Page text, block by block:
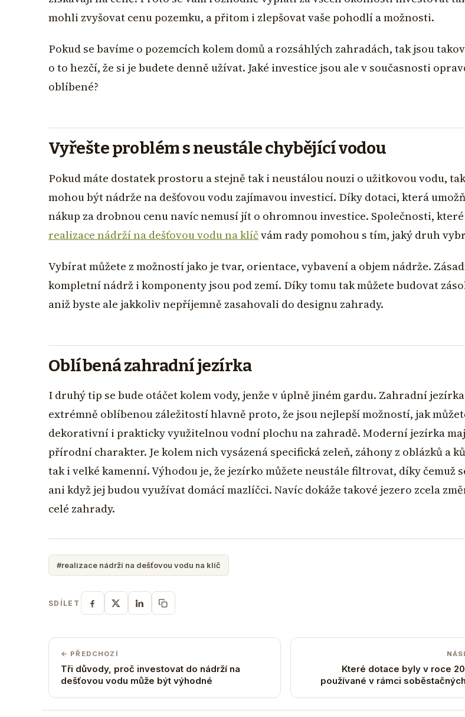
mohli zvyšovat cenu pozemku, a přitom i zlepšovat vaše pohodlí a možnosti.
Pokud se bavíme o pozemcích kolem domů a rozsáhlých zahradách, tak jsou
o to hezčí, že si je budete denně užívat. Jaké investice jsou ale v současnosti
oblíbené?
Vyřešte problém s neustále chybějící vodou
Pokud máte dostatek prostoru a stejně tak i neustálou nouzi o užitkovou vodu,
mohou být nádrže na dešťovou vodu zajímavou investicí. Díky dotaci, která
nákup za drobnou cenu navíc nemusí jít o ohromnou investice. Společnosti,
realizace nádrží na dešťovou vodu na klíčvám rady pomohou s tím, jaký druh
Vybírat můžete z možností jako je tvar, orientace, vybavení a objem nádrže.
kompletní nádrž i komponenty jsou pod zemí. Díky tomu tak můžete budovat
aniž byste ale jakkoliv nepříjemně zasahovali do designu zahrady.
Oblíbená zahradní jezírka
I druhý tip se bude otáčet kolem vody, jenže v úplně jiném gardu. Zahradní
extrémně oblíbenou záležitostí hlavně proto, že jsou nejlepší možností, jak
dekorativní i prakticky využitelnou vodní plochu na zahradě. Moderní jezírka
přírodní charakter. Je kolem nich vysázená specifická zeleň, záhony z oblázků a
tak i velké kamenní. Výhodou je, že jezírko můžete neustále filtrovat, díky čemuž
ani když jej budou využívat domácí mazlíčci. Navíc dokáže takové jezero zcela
celé zahrady.
#realizace nádrží na dešťovou vodu na klíč
SDÍLET
← PŘEDCHOZÍ
Tři důvody, proč investovat do nádrží na
dešťovou vodu může být výhodné
Které dotace byly v roce
používané v rámci